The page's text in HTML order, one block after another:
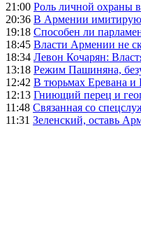
21:00 Роль личной охраны
20:36 В Армении
19:18 Способен ли
18:45 Власти Армении не
18:34 Левон Кочарян:
13:18 Режим Пашиняна,
12:42 В тюрьмах Еревана и
12:13 Гниющий перец и
11:48 Связанная со
11:31 Зеленский, оставь